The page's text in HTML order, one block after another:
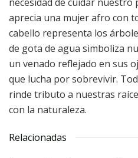
aprecia una mujer afro con
cabello representa los
de gota de agua simboliza
un venado reflejado en sus
que lucha por sobrevivir.
rinde tributo a nuestras
con la naturaleza.
Relacionadas